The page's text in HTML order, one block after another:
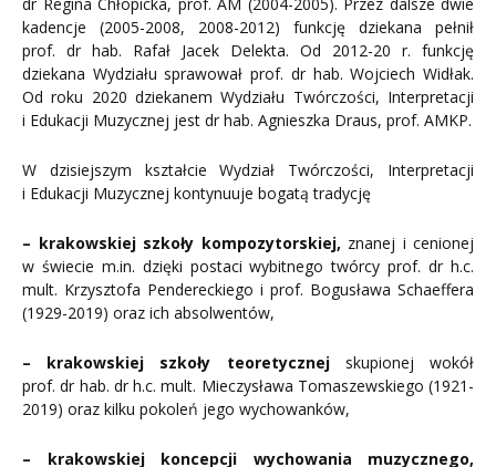
dr Regina Chłopicka, prof. AM (2004-2005). Przez dalsze dwie
kadencje (2005-2008, 2008-2012) funkcję dziekana pełnił
prof. dr hab. Rafał Jacek Delekta. Od 2012-20 r. funkcję
dziekana Wydziału sprawował prof. dr hab. Wojciech Widłak.
Od roku 2020 dziekanem Wydziału Twórczości, Interpretacji
i Edukacji Muzycznej jest dr hab. Agnieszka Draus, prof. AMKP.
W dzisiejszym kształcie Wydział Twórczości, Interpretacji
i Edukacji Muzycznej kontynuuje bogatą tradycję
– krakowskiej szkoły kompozytorskiej, znanej i cenionej
w świecie m.in. dzięki postaci wybitnego twórcy prof. dr h.c.
mult. Krzysztofa Pendereckiego i prof. Bogusława Schaeffera
(1929-2019) oraz ich absolwentów,
– krakowskiej szkoły teoretycznejskupionej wokół
prof. dr hab. dr h.c. mult. Mieczysława Tomaszewskiego (1921-
2019) oraz kilku pokoleń jego wychowanków,
– krakowskiej koncepcji wychowania muzycznego,